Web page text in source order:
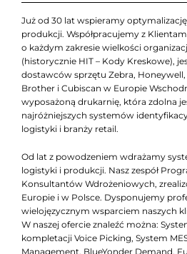
Już od 30 lat wspieramy
produkcji. Współpracujemy z
o każdym zakresie wielkości
(historycznie HIT – Kody Kreskowe),
dostawców sprzętu Zebra, Honeywell,
Brother i Cubiscan w Europie
wyposażoną drukarnię, która zdolna
najróżniejszych systemów
logistyki i branży retail.
Od lat z powodzeniem wdrażamy
logistyki i produkcji. Nasz zespół
Konsultantów Wdrożeniowych,
Europie i w Polsce. Dysponujemy
wielojęzycznym wsparciem naszych
W naszej ofercie znaleźć można:
kompletacji Voice Picking, System
Management, BlueYonder Demand,